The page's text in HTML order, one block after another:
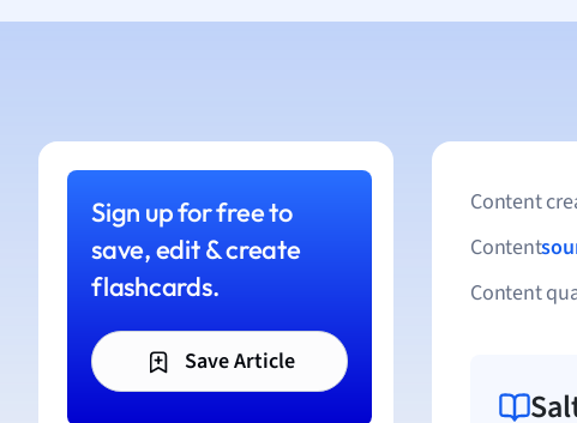
Sign up for free to
save, edit & create
flashcards.
Save Article
Content
Content
Content